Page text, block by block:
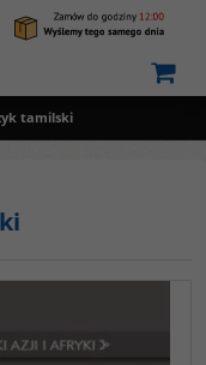
tamilski